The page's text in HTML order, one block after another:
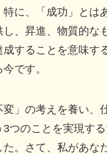
に、「成功」とは
、昇進、物質的な
することを意味す
です。
」の考えを養い、
3つのことを実現す
。さて、私があな